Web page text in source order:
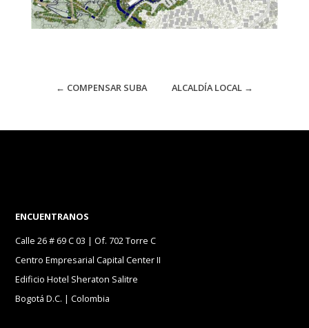
← COMPENSAR SUBA ALCALDÍA LOCAL →
ENCUENTRANOS
Calle 26 # 69 C 03 | Of. 702 Torre C
Centro Empresarial Capital Center II
Edificio Hotel Sheraton Salitre
Bogotá D.C. | Colombia